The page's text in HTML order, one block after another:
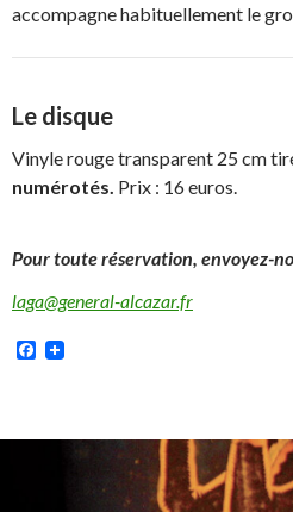
accompagne habituellement le
Le disque
Vinyle rouge transparent 25 cm
numérotés. Prix : 16 euros.
Pour toute réservation, envoyez-
laga@general-alcazar.fr
Facebook